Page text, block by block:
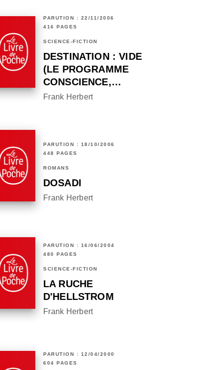
PARUTION : 22/11/2006
416 PAGES
SCIENCE-FICTION
DESTINATION : VIDE
(LE PROGRAMME
CONSCIENCE,…
Frank Herbert
PARUTION : 18/10/2006
448 PAGES
ROMANS
DOSADI
Frank Herbert
PARUTION : 16/06/2004
480 PAGES
SCIENCE-FICTION
LA RUCHE
D'HELLSTROM
Frank Herbert
PARUTION : 12/04/2000
604 PAGES